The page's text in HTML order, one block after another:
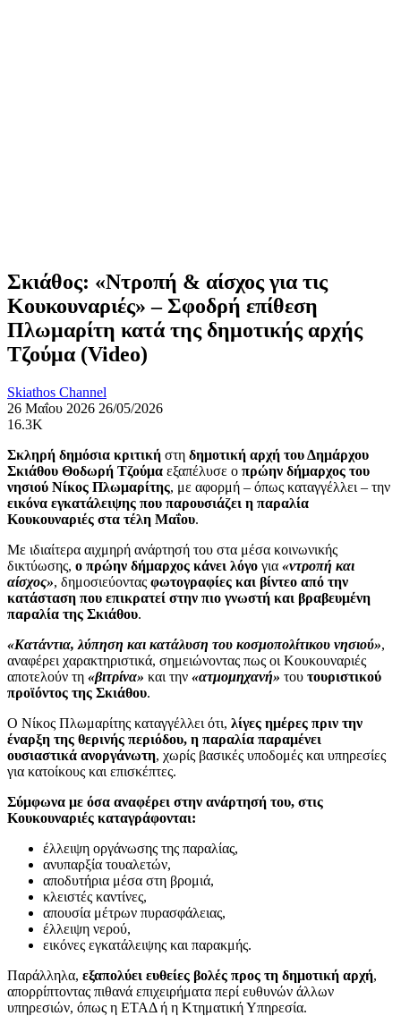
Σκιάθος: «Ντροπή & αίσχος για τις
Κουκουναριές» – Σφοδρή επίθεση
Πλωμαρίτη κατά της δημοτικής αρχής
Τζούμα (Video)
Skiathos Channel
26 Μαΐου 2026 26/05/2026
16.3K
Σκληρή δημόσια κριτική στη δημοτική αρχή του Δημάρχου
Σκιάθου Θοδωρή Τζούμα εξαπέλυσε ο πρώην δήμαρχος του
νησιού Νίκος Πλωμαρίτης, με αφορμή – όπως καταγγέλλει – την
εικόνα εγκατάλειψης που παρουσιάζει η παραλία
Κουκουναριές στα τέλη Μαΐου.
Με ιδιαίτερα αιχμηρή ανάρτησή του στα μέσα κοινωνικής
δικτύωσης, ο πρώην δήμαρχος κάνει λόγο για «ντροπή και
αίσχος», δημοσιεύοντας φωτογραφίες και βίντεο από την
κατάσταση που επικρατεί στην πιο γνωστή και βραβευμένη
παραλία της Σκιάθου.
«Κατάντια, λύπηση και κατάλυση του κοσμοπολίτικου νησιού»,
αναφέρει χαρακτηριστικά, σημειώνοντας πως οι Κουκουναριές
αποτελούν τη «βιτρίνα» και την «ατμομηχανή» του τουριστικού
προϊόντος της Σκιάθου.
Ο Νίκος Πλωμαρίτης καταγγέλλει ότι, λίγες ημέρες πριν την
έναρξη της θερινής περιόδου, η παραλία παραμένει
ουσιαστικά ανοργάνωτη, χωρίς βασικές υποδομές και υπηρεσίες
για κατοίκους και επισκέπτες.
Σύμφωνα με όσα αναφέρει στην ανάρτησή του, στις
Κουκουναριές καταγράφονται:
έλλειψη οργάνωσης της παραλίας,
ανυπαρξία τουαλετών,
αποδυτήρια μέσα στη βρομιά,
κλειστές καντίνες,
απουσία μέτρων πυρασφάλειας,
έλλειψη νερού,
εικόνες εγκατάλειψης και παρακμής.
Παράλληλα, εξαπολύει ευθείες βολές προς τη δημοτική αρχή,
απορρίπτοντας πιθανά επιχειρήματα περί ευθυνών άλλων
υπηρεσιών, όπως η ΕΤΑΔ ή η Κτηματική Υπηρεσία.